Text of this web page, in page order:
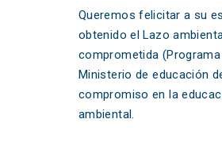
Queremos felicitar a su
obtenido el Lazo
comprometida
Ministerio de educación
compromiso en la
ambiental.